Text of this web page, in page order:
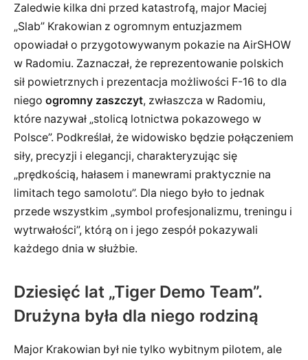
Zaledwie kilka dni przed katastrofą, major Maciej
„Slab” Krakowian z ogromnym entuzjazmem
opowiadał o przygotowywanym pokazie na AirSHOW
w Radomiu. Zaznaczał, że reprezentowanie polskich
sił powietrznych i prezentacja możliwości F-16 to dla
niego ogromny zaszczyt, zwłaszcza w Radomiu,
które nazywał „stolicą lotnictwa pokazowego w
Polsce”. Podkreślał, że widowisko będzie połączeniem
siły, precyzji i elegancji, charakteryzując się
„prędkością, hałasem i manewrami praktycznie na
limitach tego samolotu”. Dla niego było to jednak
przede wszystkim „symbol profesjonalizmu, treningu i
wytrwałości”, którą on i jego zespół pokazywali
każdego dnia w służbie.
Dziesięć lat „Tiger Demo Team”.
Drużyna była dla niego rodziną
Major Krakowian był nie tylko wybitnym pilotem, ale